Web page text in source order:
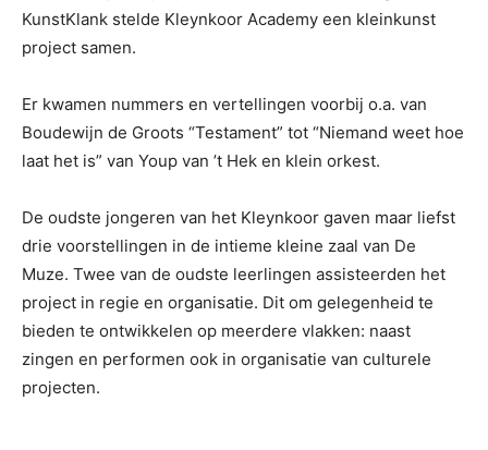
KunstKlank stelde Kleynkoor Academy een kleinkunst
project samen.
Er kwamen nummers en vertellingen voorbij o.a. van
Boudewijn de Groots “Testament” tot “Niemand weet hoe
laat het is” van Youp van ’t Hek en klein orkest.
De oudste jongeren van het Kleynkoor gaven maar liefst
drie voorstellingen in de intieme kleine zaal van De
Muze. Twee van de oudste leerlingen assisteerden het
project in regie en organisatie. Dit om gelegenheid te
bieden te ontwikkelen op meerdere vlakken: naast
zingen en performen ook in organisatie van culturele
projecten.